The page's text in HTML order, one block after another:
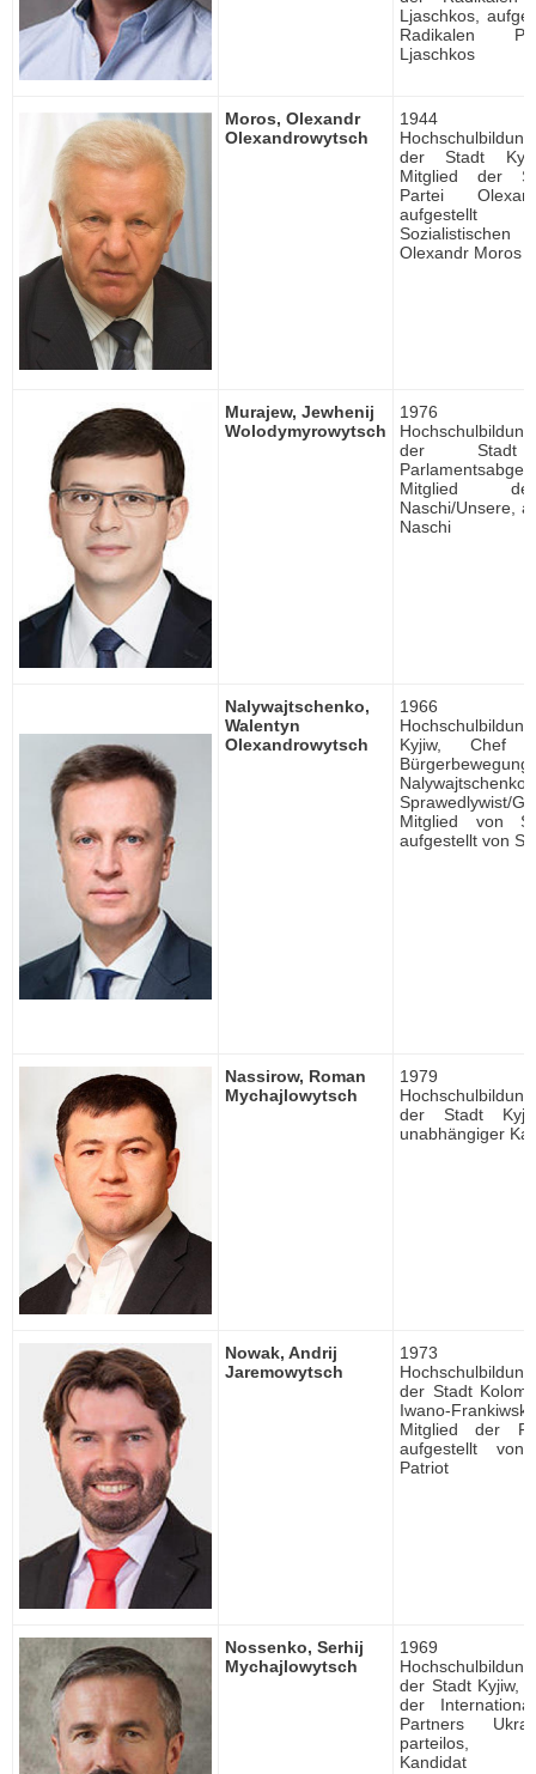
Ljaschkos,
Radikalen
Ljaschkos
Moros, Olexandr
Olexandrowytsch
1944
der Stadt
Mitglied der
Partei
aufgestellt
Olexandr Moros
Murajew, Jewhenij
Wolodymyrowytsch
1976
der Stadt
Mitglied
Naschi/Unsere,
Naschi
Nalywajtschenko,
Walentyn
Olexandrowytsch
1966
Kyjiw, Chef
Nalywajtschenkos
Sprawedlywist/
Mitglied von
aufgestellt von
Nassirow, Roman
Mychajlowytsch
1979
der Stadt
unabhängiger
Nowak, Andrij
Jaremowytsch
1973
der Stadt
Iwano-
Mitglied der
aufgestellt
Patriot
Nossenko, Serhij
Mychajlowytsch
1969
der Stadt Kyjiw,
der
Partners
parteilos,
Kandidat